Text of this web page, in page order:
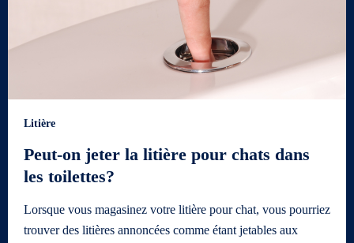
Litière
Peut-on jeter la litière pour chats dans
les toilettes?
Lorsque vous magasinez votre litière pour chat, vous pourriez
trouver des litières annoncées comme étant jetables aux